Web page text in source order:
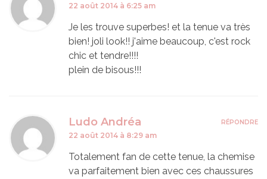
22 août 2014 à 6:25 am
Je les trouve superbes! et la tenue va très
bien! joli look!! j'aime beaucoup, c'est rock
chic et tendre!!!!
plein de bisous!!!
Ludo Andréa
22 août 2014 à 8:29 am
Totalement fan de cette tenue, la chemise
va parfaitement bien avec ces chaussures
RÉPONDRE